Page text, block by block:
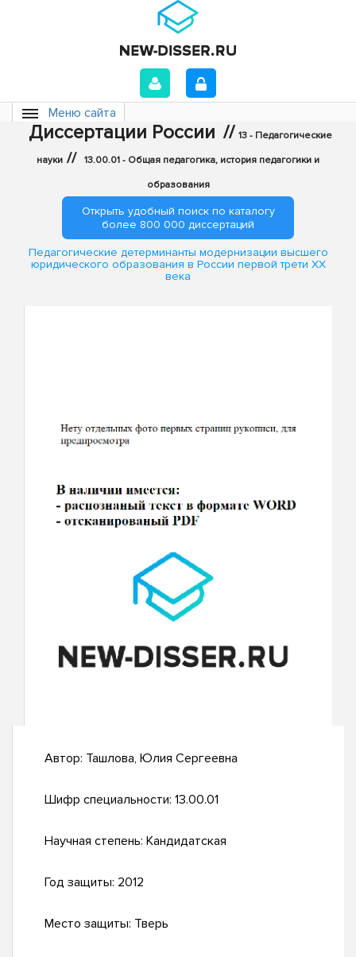
Меню сайта
Диссертации России // 13 - Педагогические
науки // 13.00.01 - Общая педагогика, история педагогики и
образования
Открыть удобный поиск по каталогу
более 800 000 диссертаций
Педагогические детерминанты модернизации высшего
юридического образования в России первой трети XX
века
Автор: Ташлова, Юлия Сергеевна
Шифр специальности: 13.00.01
Научная степень: Кандидатская
Год защиты: 2012
Место защиты: Тверь